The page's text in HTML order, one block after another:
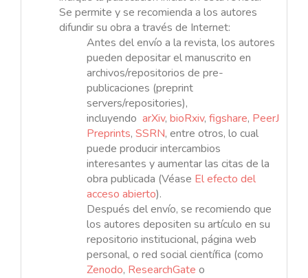
Se permite y se recomienda a los autores
difundir su obra a través de Internet:
Antes del envío a la revista, los autores
pueden depositar el manuscrito en
archivos/repositorios de pre-
publicaciones (preprint
servers/repositories),
incluyendo arXiv, bioRxiv, figshare, PeerJ
Preprints, SSRN, entre otros, lo cual
puede producir intercambios
interesantes y aumentar las citas de la
obra publicada (Véase El efecto del
acceso abierto).
Después del envío, se recomiendo que
los autores depositen su artículo en su
repositorio institucional, página web
personal, o red social científica (como
Zenodo, ResearchGate o